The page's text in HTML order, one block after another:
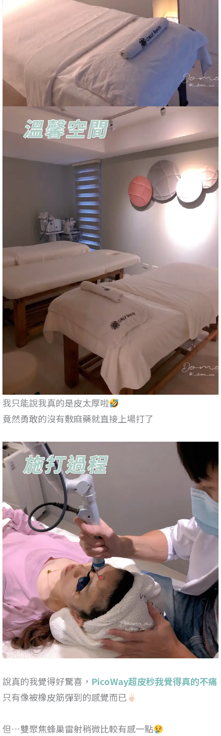
我只能說我真的是皮太厚啦
竟然勇敢的沒有敷麻藥就直接上場打了
說真的我覺得好驚喜， PicoWay超皮秒我覺得真的不痛
只有像被橡皮筋彈到的感覺而已
但…雙聚焦蜂巢雷射稍微比較有感一點